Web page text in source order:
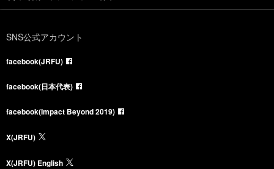
SNS公式アカウント
facebook(JRFU)
facebook(日本代表)
facebook(Impact Beyond 2019)
X(JRFU)
X(JRFU) English